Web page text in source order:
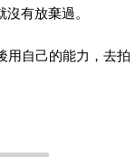
有放棄過。
用自己的能力，去拍